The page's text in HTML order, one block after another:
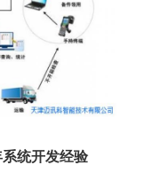
统开发经验